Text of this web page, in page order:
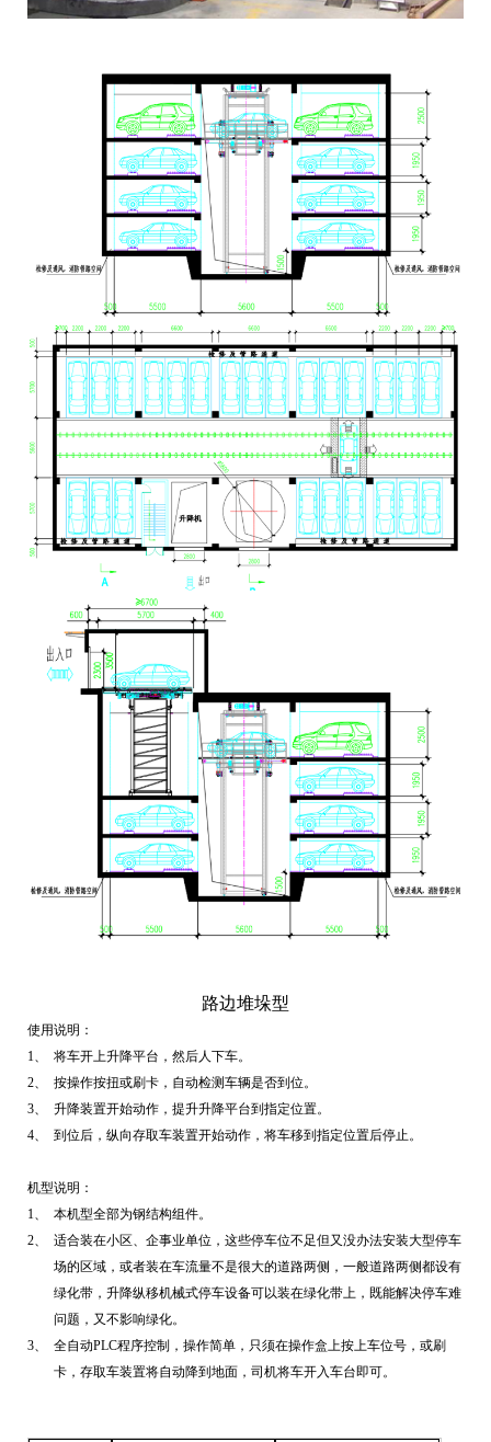
路边堆垛型
使用说明：
1、
将车开上升降平台，然后人下车。
2、
按操作按扭或刷卡，自动检测车辆是否到位。
3、
升降装置开始动作，提升升降平台到指定位置。
4、
到位后，纵向存取车装置开始动作，将车移到指定位置后停止。
机型说明：
1、
本机型全部为钢结构组件。
2、
适合装在小区、企事业单位，这些停车位不足但又没办法安装大型停车
场的区域，或者装在车流量不是很大的道路两侧，一般道路两侧都设有
绿化带，升降纵移机械式停车设备可以装在绿化带上，既能解决停车难
问题，又不影响绿化。
3、
全自动PLC程序控制，操作简单，只须在操作盒上按上车位号，或刷
卡，存取车装置将自动降到地面，司机将车开入车台即可。